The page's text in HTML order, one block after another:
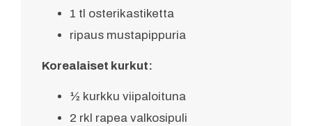
1 tl osterikastiketta
ripaus mustapippuria
Korealaiset kurkut:
½ kurkku viipaloituna
2 rkl rapea valkosipuli